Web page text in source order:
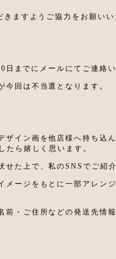
ますようご協力をお願いい
までにメールにてご連絡い
回は不当選となります。
イン画を他店様へ持ち込
たら嬉しく思います。
た上で、私のSNSでご紹
メージをもとに一部アレン
・ご住所などの発送先情